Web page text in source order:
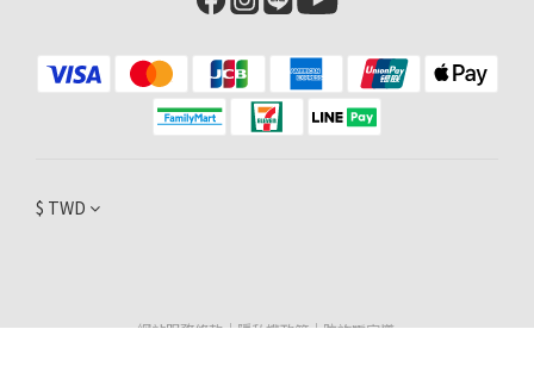
$ TWD
網站服務條款｜隱私權政策｜防詐騙宣導